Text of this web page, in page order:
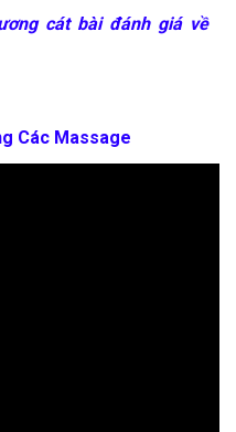
cát bài đánh giá về
Các Massage